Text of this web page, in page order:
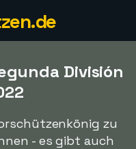
División
zu
- es gibt auch